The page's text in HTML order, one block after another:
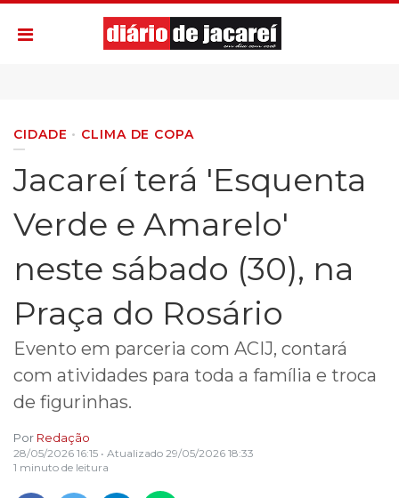
CIDADE CLIMA DE COPA
Jacareí terá 'Esquenta
Verde e Amarelo'
neste sábado (30), na
Praça do Rosário
Evento em parceria com ACIJ, contará
com atividades para toda a família e troca
de figurinhas.
Por Redação
28/05/2026 16:15 • Atualizado 29/05/2026 18:33
1 minuto de leitura